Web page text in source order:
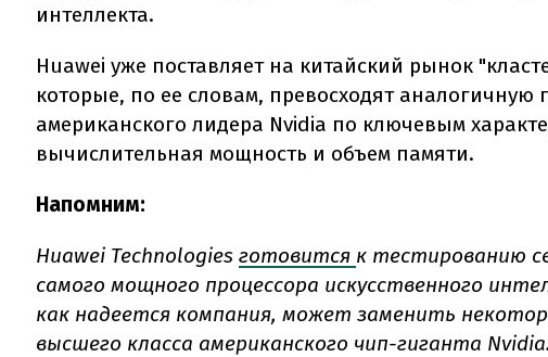
интеллекта.
Huawei уже поставляет на китайский рынок
которые, по ее словам, превосходят аналогичную
американского лидера Nvidia по ключевым
вычислительная мощность и объем памяти.
Напомним:
Huawei Technologies готовится к тестированию
самого мощного процессора искусственного
как надеется компания, может заменить
высшего класса американского чип-гиганта Nvidia.